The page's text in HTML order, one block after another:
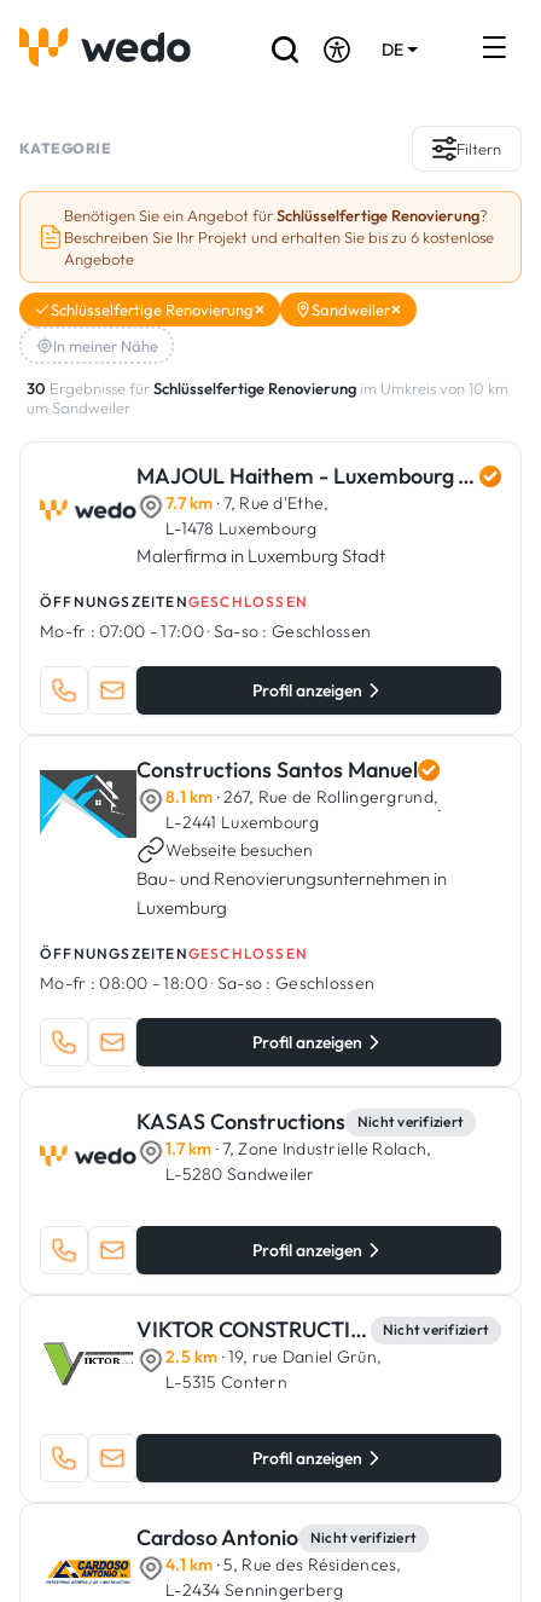
DE
Referenzen
Förderungen & Zuschüsse
Stellenbörse
Sind Sie Handwerker?
Einloggen
KATEGORIE Filtern
Benötigen Sie ein Angebot fürSchlüsselfertige Renovierung?
Beschreiben Sie Ihr Projekt und erhalten Sie bis zu 6 kostenlose
Angebote
Schlüsselfertige Renovierung
Sandweiler
In meiner Nähe
30 Ergebnisse fürSchlüsselfertige Renovierung im Umkreis von 10 km
um Sandweiler
MAJOUL Haithem - Luxembourg Art Renovation
7.7 km · 7, Rue d'Ethe,
L-1478 Luxembourg
Malerfirma in Luxemburg Stadt
ÖFFNUNGSZEITENGESCHLOSSEN
Mo-fr : 07:00 - 17:00·Sa-so : Geschlossen
Profil anzeigen
Constructions Santos Manuel
8.1 km · 267, Rue de Rollingergrund,
L-2441 Luxembourg
·
Webseite besuchen
Bau- und Renovierungsunternehmen in
Luxemburg
ÖFFNUNGSZEITENGESCHLOSSEN
Mo-fr : 08:00 - 18:00·Sa-so : Geschlossen
Profil anzeigen
KASAS Constructions Nicht verifiziert
1.7 km · 7, Zone Industrielle Rolach,
L-5280 Sandweiler
Profil anzeigen
VIKTOR CONSTRUCTION Nicht verifiziert
2.5 km · 19, rue Daniel Grün,
L-5315 Contern
Profil anzeigen
Cardoso Antonio Nicht verifiziert
4.1 km · 5, Rue des Résidences,
L-2434 Senningerberg